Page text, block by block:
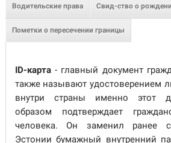
Водительские права Свид-ство о
Пометки о пересечении границы
ID-карта- главный документ
также называют удостоверением
внутри страны именно этот
образом подтверждает
человека. Он заменил ранее
Эстонии бумажный внутренний